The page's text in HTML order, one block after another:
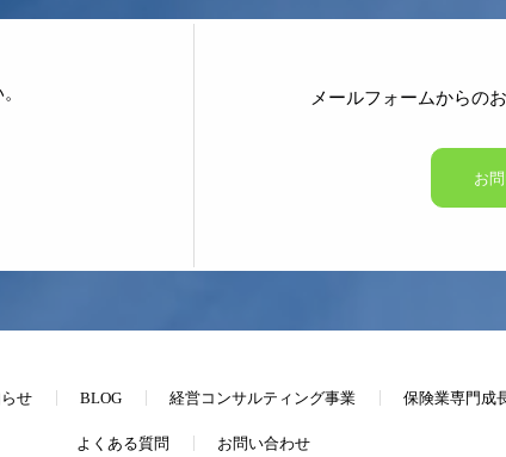
メールフォームからの
お
せ BLOG 経営コンサルティング事業 保険業専門成
よくある質問 お問い合わせ